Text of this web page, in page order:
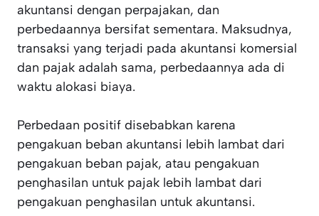
akuntansi dengan perpajakan, dan
perbedaannya bersifat sementara. Maksudnya,
transaksi yang terjadi pada akuntansi komersial
dan pajak adalah sama, perbedaannya ada di
waktu alokasi biaya.
Perbedaan positif disebabkan karena
pengakuan beban akuntansi lebih lambat dari
pengakuan beban pajak, atau pengakuan
penghasilan untuk pajak lebih lambat dari
pengakuan penghasilan untuk akuntansi.